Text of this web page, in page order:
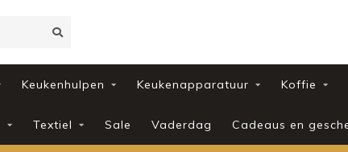
Keukenhulpen Keukenapparatuur Koffie
Textiel Sale Vaderdag Cadeaus en